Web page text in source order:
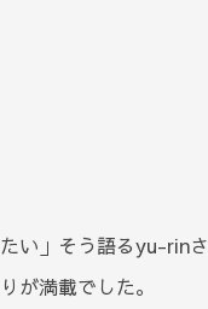
い」そう語るyu-rin
が満載でした。